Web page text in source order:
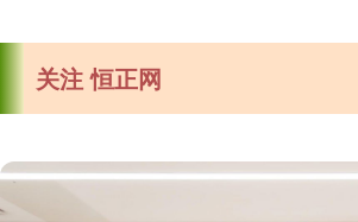
关注 恒正网